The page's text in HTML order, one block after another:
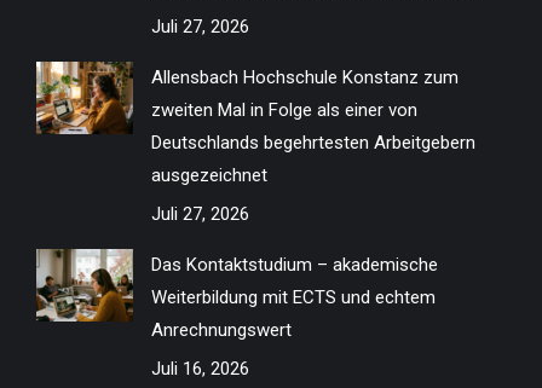
Juli 27, 2026
Allensbach Hochschule Konstanz zum
zweiten Mal in Folge als einer von
Deutschlands begehrtesten Arbeitgebern
ausgezeichnet
Juli 27, 2026
Das Kontaktstudium – akademische
Weiterbildung mit ECTS und echtem
Anrechnungswert
Juli 16, 2026